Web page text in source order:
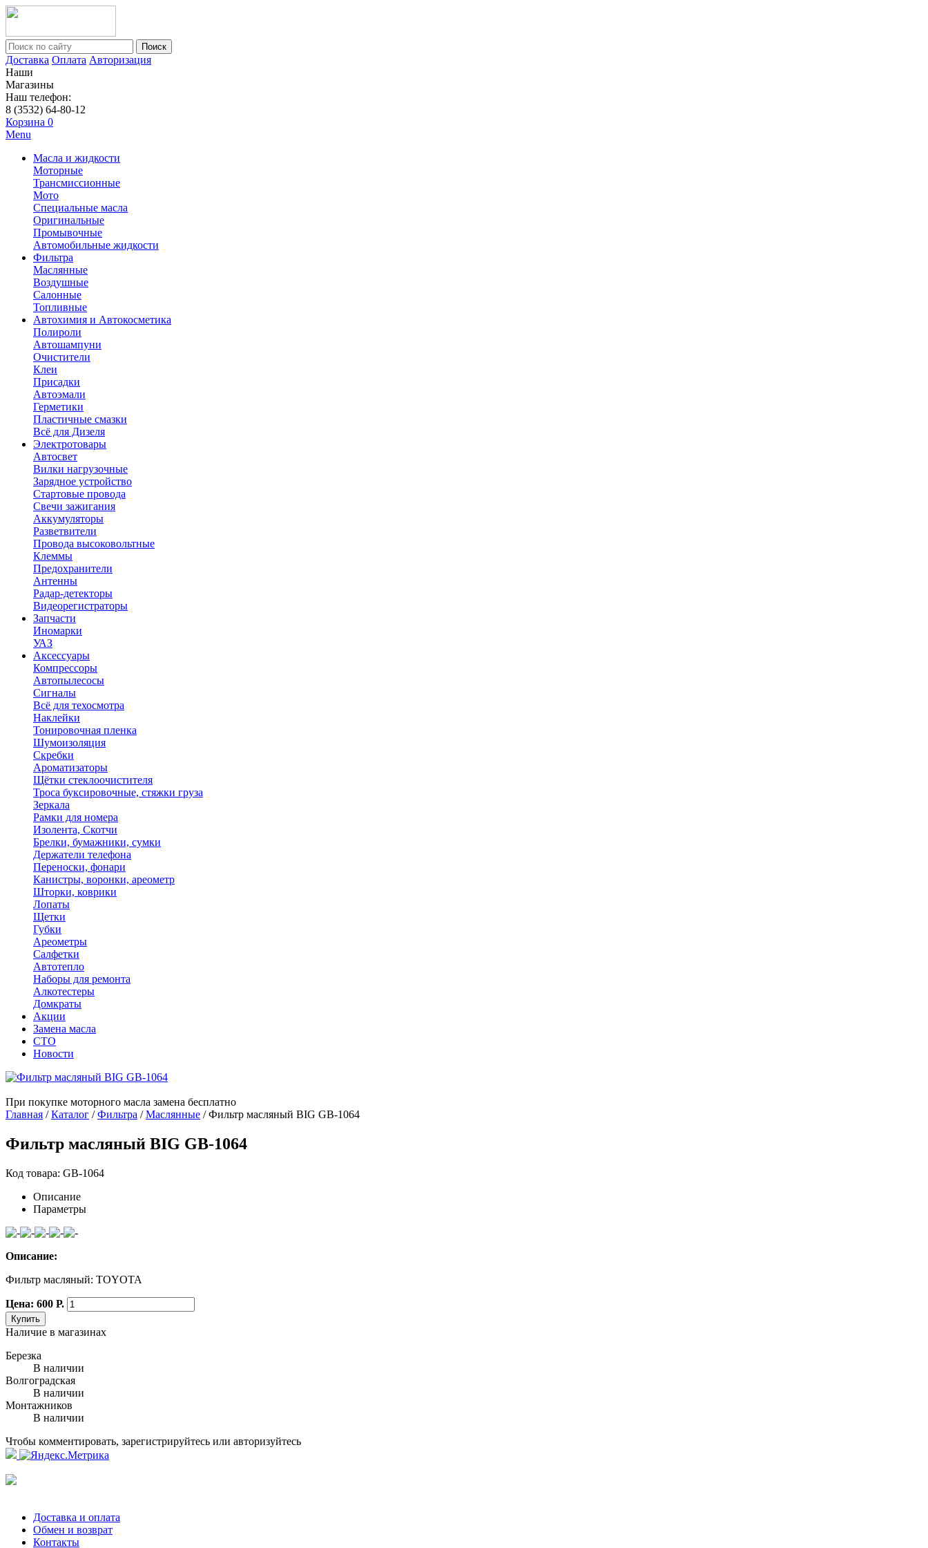
Поиск
Доставка Оплата Авторизация
Наши
Магазины
Наш телефон:
8 (3532) 64-80-12
Корзина 0
Menu
Масла и жидкости
Моторные
Трансмиссионные
Мото
Специальные масла
Оригинальные
Промывочные
Автомобильные жидкости
Фильтра
Маслянные
Воздушные
Салонные
Топливные
Автохимия и Автокосметика
Полироли
Автошампуни
Очистители
Клеи
Присадки
Автоэмали
Герметики
Пластичные смазки
Всё для Дизеля
Электротовары
Автосвет
Вилки нагрузочные
Зарядное устройство
Стартовые провода
Свечи зажигания
Аккумуляторы
Разветвители
Провода высоковольтные
Клеммы
Предохранители
Антенны
Радар-детекторы
Видеорегистраторы
Запчасти
Иномарки
УАЗ
Аксесcуары
Компрессоры
Автопылесосы
Сигналы
Всё для техосмотра
Наклейки
Тонировочная пленка
Шумоизоляция
Скребки
Ароматизаторы
Щётки стеклоочистителя
Троса буксировочные, стяжки груза
Зеркала
Рамки для номера
Изолента, Скотчи
Брелки, бумажники, сумки
Держатели телефона
Переноски, фонари
Канистры, воронки, ареометр
Шторки, коврики
Лопаты
Щетки
Губки
Ареометры
Салфетки
Автотепло
Наборы для ремонта
Алкотестеры
Домкраты
Акции
Замена масла
СТО
Новости
При покупке моторного масла замена бесплатно
Главная /Каталог /Фильтра /Маслянные /Фильтр масляный BIG GB-1064
Фильтр масляный BIG GB-1064
Код товара: GB-1064
Описание
Параметры
Описание:
Фильтр масляный: TOYOTA
Цена: 600 Р.
Купить
Наличие в магазинах
Березка
В наличии
Волгоградская
В наличии
Монтажников
В наличии
Чтобы комментировать, зарегистрируйтесь или авторизуйтесь
Доставка и оплата
Обмен и возврат
Контакты